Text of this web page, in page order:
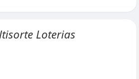
Loterias